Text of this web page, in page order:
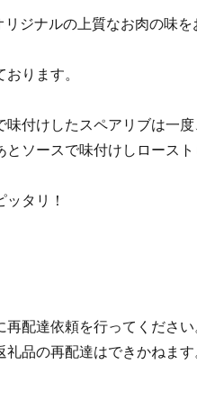
ジナルの上質なお肉の味を
ります。
付けしたスペアリブは一度
ソースで味付けしロースト
タリ！
配達依頼を行ってください
品の再配達はできかねます